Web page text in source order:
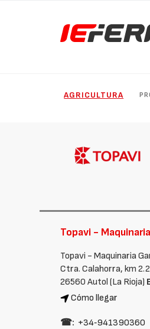
AGRICULTURA
Topavi -
Topavi - Maquinaria
Ctra. Calahorra, km 2.2
26560 Autol (La Rioja)
Cómo llegar
☎: +34‑941390360